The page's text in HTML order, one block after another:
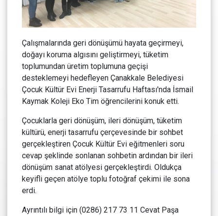
Çalışmalarında geri dönüşümü hayata geçirmeyi,
doğayı koruma algısını geliştirmeyi, tüketim
toplumundan üretim toplumuna geçişi
desteklemeyi hedefleyen Çanakkale Belediyesi
Çocuk Kültür Evi Enerji Tasarrufu Haftası'nda İsmail
Kaymak Koleji Eko Tim öğrencilerini konuk etti.
Çocuklarla geri dönüşüm, ileri dönüşüm, tüketim
kültürü, enerji tasarrufu çerçevesinde bir sohbet
gerçekleştiren Çocuk Kültür Evi eğitmenleri soru
cevap şeklinde sonlanan sohbetin ardından bir ileri
dönüşüm sanat atölyesi gerçekleştirdi. Oldukça
keyifli geçen atölye toplu fotoğraf çekimi ile sona
erdi.
Ayrıntılı bilgi için (0286) 217 73 11 Cevat Paşa